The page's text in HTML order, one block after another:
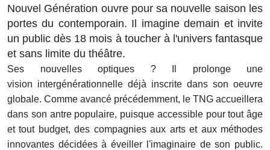
Nouvel Génération ouvre pour sa nouvelle saison les
portes du contemporain. Il imagine demain et invite
un public dès 18 mois à toucher à l'univers fantasque
et sans limite du théâtre.
Ses nouvelles optiques ? Il prolonge une
vision intergénérationnelle déjà inscrite dans son oeuvre
globale. Comme avancé précédemment, le TNG accueillera
dans son antre populaire, puisque accessible pour tout âge
et tout budget, des compagnies aux arts et aux méthodes
innovantes décidées à éveiller l'imaginaire de son public.